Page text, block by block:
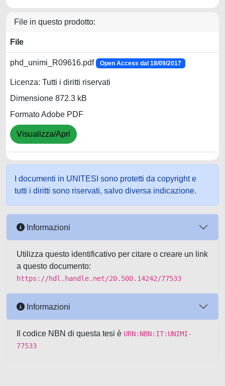
File in questo prodotto:
File
phd_unimi_R09616.pdf Open Access dal 18/09/2017
Licenza: Tutti i diritti riservati
Dimensione 872.3 kB
Formato Adobe PDF
Visualizza/Apri
I documenti in UNITESI sono protetti da copyright e
tutti i diritti sono riservati, salvo diversa indicazione.
Informazioni
Utilizza questo identificativo per citare o creare un link
a questo documento:
https://hdl.handle.net/20.500.14242/77533
Informazioni
Il codice NBN di questa tesi è URN:NBN:IT:UNIMI-
77533